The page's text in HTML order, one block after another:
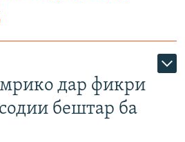
дар фикри
бештар ба